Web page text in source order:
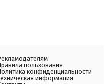
пользования
конфиденциальности
информация